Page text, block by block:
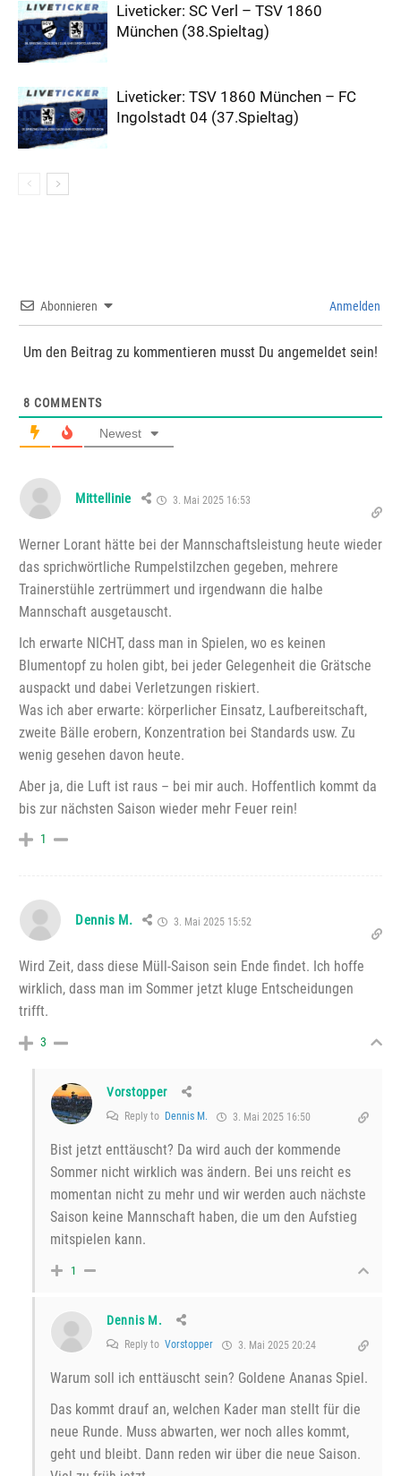
Liveticker: SC Verl – TSV 1860
München (38.Spieltag)
Liveticker: TSV 1860 München – FC
Ingolstadt 04 (37.Spieltag)
Abonnieren Anmelden
Um den Beitrag zu kommentieren musst Du angemeldet sein!
8 COMMENTS
Newest
Mittellinie 3. Mai 2025 16:53
Werner Lorant hätte bei der Mannschaftsleistung heute wieder
das sprichwörtliche Rumpelstilzchen gegeben, mehrere
Trainerstühle zertrümmert und irgendwann die halbe
Mannschaft ausgetauscht.
Ich erwarte NICHT, dass man in Spielen, wo es keinen
Blumentopf zu holen gibt, bei jeder Gelegenheit die Grätsche
auspackt und dabei Verletzungen riskiert.
Was ich aber erwarte: körperlicher Einsatz, Laufbereitschaft,
zweite Bälle erobern, Konzentration bei Standards usw. Zu
wenig gesehen davon heute.
Aber ja, die Luft ist raus – bei mir auch. Hoffentlich kommt da
bis zur nächsten Saison wieder mehr Feuer rein!
1
Dennis M. 3. Mai 2025 15:52
Wird Zeit, dass diese Müll-Saison sein Ende findet. Ich hoffe
wirklich, dass man im Sommer jetzt kluge Entscheidungen
trifft.
3
Vorstopper
Reply to Dennis M. 3. Mai 2025 16:50
Bist jetzt enttäuscht? Da wird auch der kommende
Sommer nicht wirklich was ändern. Bei uns reicht es
momentan nicht zu mehr und wir werden auch nächste
Saison keine Mannschaft haben, die um den Aufstieg
mitspielen kann.
1
Dennis M.
Reply to Vorstopper 3. Mai 2025 20:24
Warum soll ich enttäuscht sein? Goldene Ananas Spiel.
Das kommt drauf an, welchen Kader man stellt für die
neue Runde. Muss abwarten, wer noch alles kommt,
geht und bleibt. Dann reden wir über die neue Saison.